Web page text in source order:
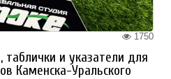
1750
и указатели для
Каменска-Уральского